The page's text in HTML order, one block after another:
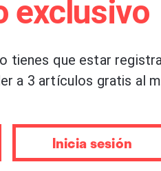
negrura.
y el productor y
en casa– quienes
que fuera. La
su banda y para sus
exclusivo
tienes que estar
a 3 artículos gratis al
Inicia sesión